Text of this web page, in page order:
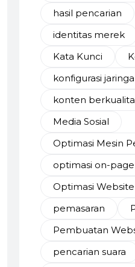
hasil pencarian
identitas merek
Kata Kunci
konfigurasi
konten
Media Sosial
Optimasi Mesin
optimasi on-page
Optimasi Website
pemasaran
Pembuatan
pencarian suara